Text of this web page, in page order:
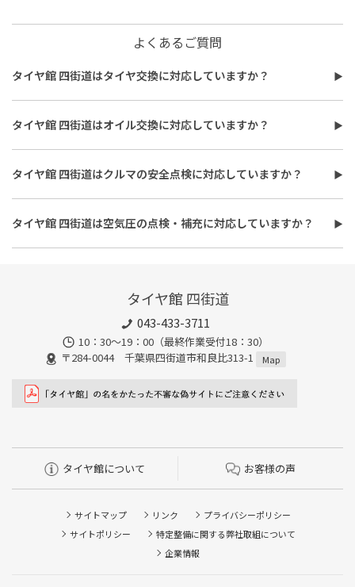
よくあるご質問
タイヤ館 四街道はタイヤ交換に対応していますか？
タイヤ館 四街道はタイヤ交換に対応しています。
費用は、タイヤ交換工賃のほかに、タイヤ本体の価格やホイール
バランス調整、使用済みタイヤ処分費用などがかかる場合があり
ます。
また、作業時間は最短で約30分程度ですが、作業内容や交換本
数、車種により異なり、時間がかかる場合もございます。詳細は店
舗スタッフまでお気軽にご相談ください
タイヤ館 四街道はオイル交換に対応していますか？
タイヤ館 四街道はオイル交換に対応しています。
使用するオイルの種類（鉱物油・部分合成油・全合成油）や粘
度、交換量によって費用が変わります。工賃やフィルター代を含め
た交換費用については、店舗スタッフまでお問い合わせくださ
い。
また、所要時間は最短約30分程度になります。こちらもオイルフ
ィルターの同時交換や、在庫・車種、作業時期等により時間が変
タイヤ館 四街道はクルマの安全点検に対応していますか？
タイヤ館 四街道はおクルマの安全点検に対応しています。最短30
分、無料で対応させていただきます。
タイヤ館 四街道は空気圧の点検・補充に対応していますか？
タイヤ館 四街道は空気圧の点検・補充に対応しています。最短15
タイヤ館 四街道
043-433-3711
10：30～19：00（最終作業受付18：30）
〒284-0044 千葉県四街道市和良比313-1
Map
タイヤ館について お客様の声
サイトマップ リンク
プライバシーポリシー
サイトポリシー
特定整備に関する弊社取組について
企業情報